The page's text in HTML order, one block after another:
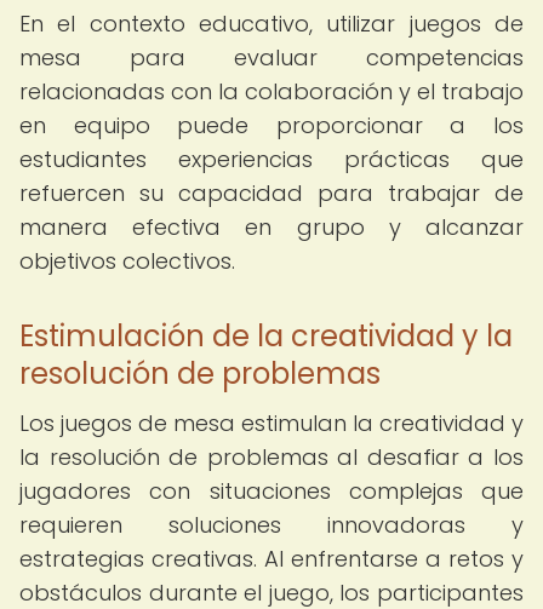
En el contexto educativo, utilizar juegos de
mesa para evaluar competencias
relacionadas con la colaboración y el trabajo
en equipo puede proporcionar a los
estudiantes experiencias prácticas que
refuercen su capacidad para trabajar de
manera efectiva en grupo y alcanzar
objetivos colectivos.
Estimulación de la creatividad y la
resolución de problemas
Los juegos de mesa estimulan la creatividad y
la resolución de problemas al desafiar a los
jugadores con situaciones complejas que
requieren soluciones innovadoras y
estrategias creativas. Al enfrentarse a retos y
obstáculos durante el juego, los participantes